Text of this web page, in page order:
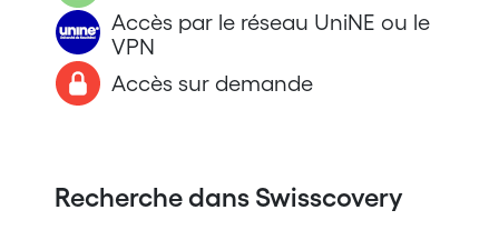
Accès par le réseau UniNE ou le
VPN
Accès sur demande
Recherche dans Swisscovery